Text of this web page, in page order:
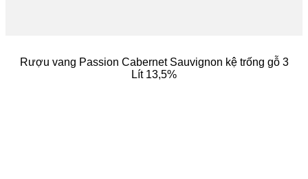
Rượu vang Passion Cabernet Sauvignon kệ trống gỗ 3
Lít 13,5%